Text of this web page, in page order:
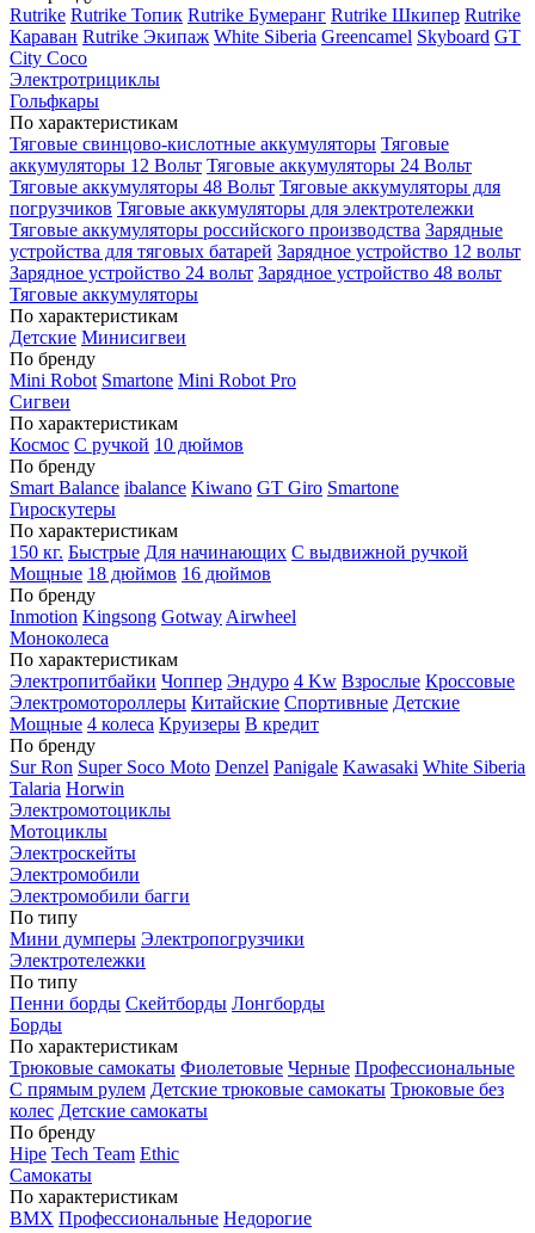
Rutrike Rutrike Топик Rutrike Бумеранг Rutrike Шкипер Rutrike
Караван Rutrike Экипаж White Siberia Greencamel Skyboard GT
City Coco
Электротрициклы
Гольфкары
По характеристикам
Тяговые свинцово-кислотные аккумуляторы Тяговые
аккумуляторы 12 Вольт Тяговые аккумуляторы 24 Вольт
Тяговые аккумуляторы 48 Вольт Тяговые аккумуляторы для
погрузчиков Тяговые аккумуляторы для электротележки
Тяговые аккумуляторы российского производства Зарядные
устройства для тяговых батарей Зарядное устройство 12 вольт
Зарядное устройство 24 вольт Зарядное устройство 48 вольт
Тяговые аккумуляторы
По характеристикам
Детские Минисигвеи
По бренду
Mini Robot Smartone Mini Robot Pro
Сигвеи
По характеристикам
Космос С ручкой 10 дюймов
По бренду
Smart Balance ibalance Kiwano GT Giro Smartone
Гироскутеры
По характеристикам
150 кг. Быстрые Для начинающих С выдвижной ручкой
Мощные 18 дюймов 16 дюймов
По бренду
Inmotion Kingsong Gotway Airwheel
Моноколеса
По характеристикам
Электропитбайки Чоппер Эндуро 4 Kw Взрослые Кроссовые
Электромотороллеры Китайские Спортивные Детские
Мощные 4 колеса Круизеры В кредит
По бренду
Sur Ron Super Soco Moto Denzel Panigale Kawasaki White Siberia
Talaria Horwin
Электромотоциклы
Мотоциклы
Электроскейты
Электромобили
Электромобили багги
По типу
Мини думперы Электропогрузчики
Электротележки
По типу
Пенни борды Скейтборды Лонгборды
Борды
По характеристикам
Трюковые самокаты Фиолетовые Черные Профессиональные
С прямым рулем Детские трюковые самокаты Трюковые без
колес Детские самокаты
По бренду
Hipe Tech Team Ethic
Самокаты
По характеристикам
BMX Профессиональные Недорогие